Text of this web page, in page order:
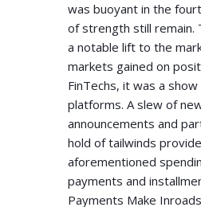
was buoyant in the
of strength still remain.
a notable lift to the
markets gained on
FinTechs, it was a
platforms. A slew of
announcements and
hold of tailwinds
aforementioned
payments and
Payments Make